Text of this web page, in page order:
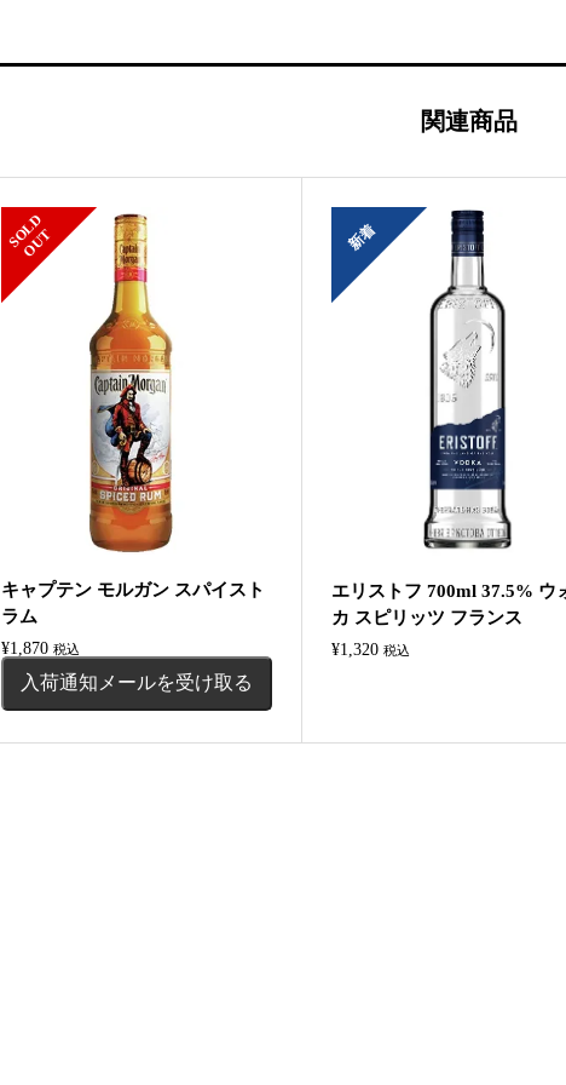
す。
関連商品
S
O
L
D
O
U
T
キャプテン モルガン スパイスト
ラム
¥1,870 税込
入荷通知メールを受け取る
新着
エリストフ 700ml 37.5% ウ
カ スピリッツ フランス
¥1,320 税込